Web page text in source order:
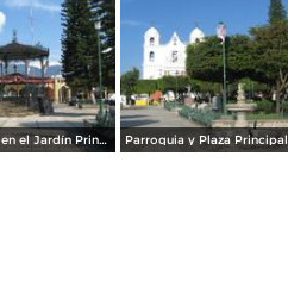
Quiosco en el Jardín Principal Parroquia y Plaza Principal